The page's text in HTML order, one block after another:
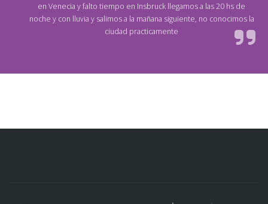
en Venecia y falto tiempo en Insbruck llegamos a las 20 hs de
noche y con lluvia y salimos a la mañana siguiente, no conocimos la
ciudad practicamente